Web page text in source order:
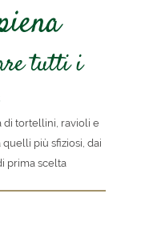
tutti i
di tortellini, ravioli e
più sfiziosi, dai
prima scelta